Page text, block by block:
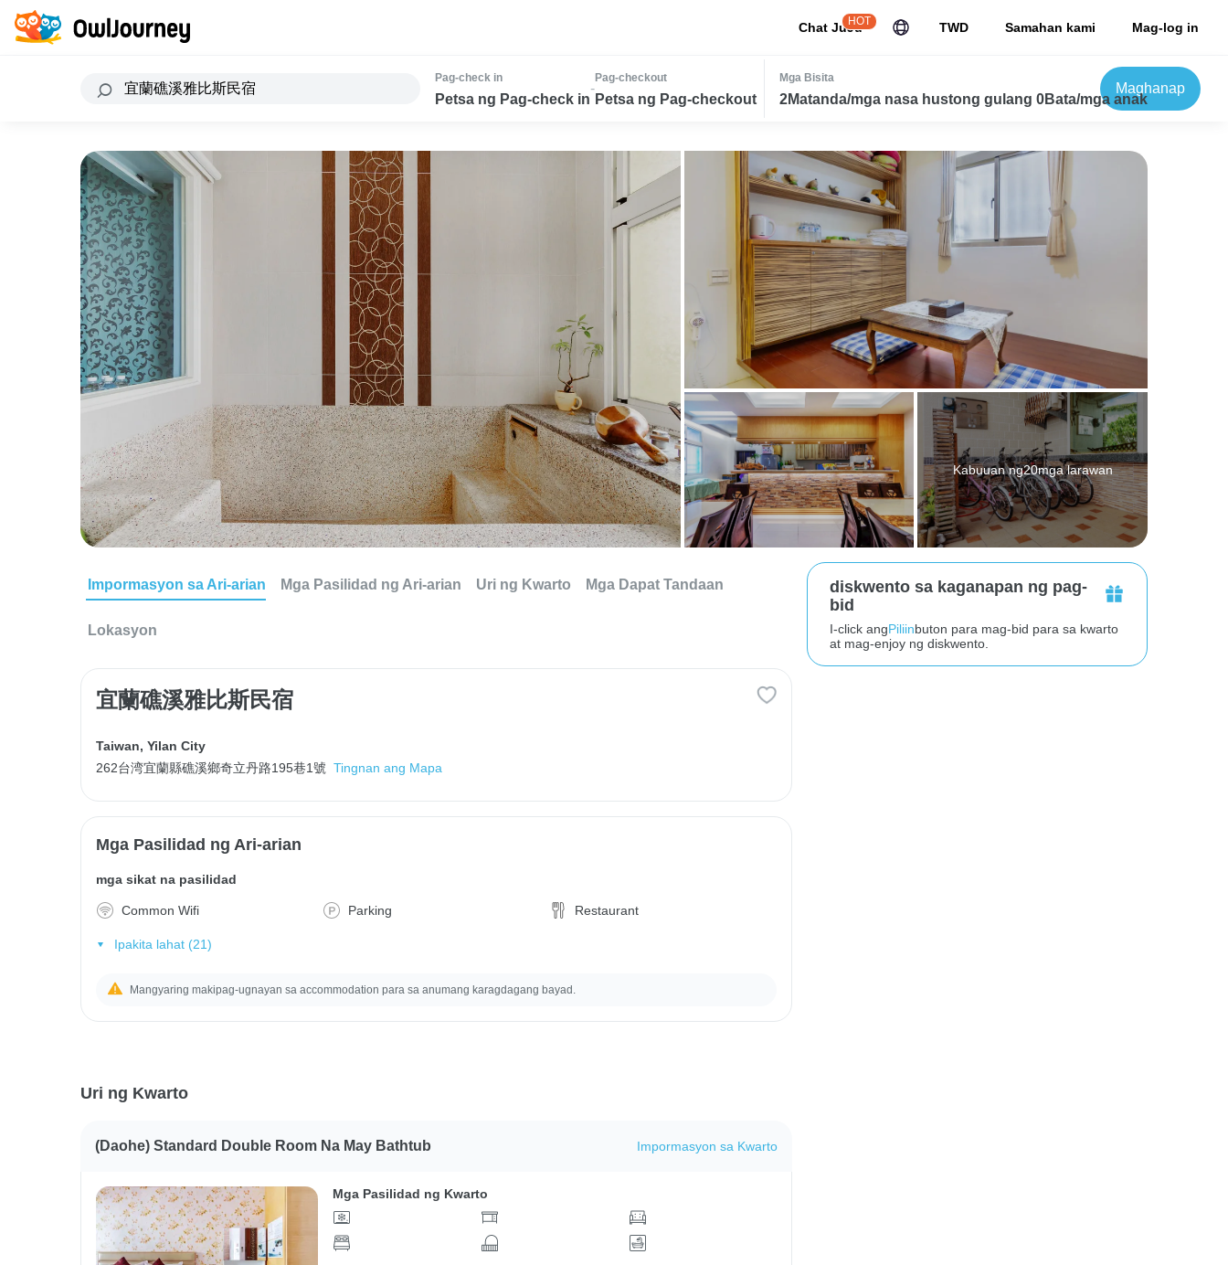
Chat JuJu
HOT TWD Samahan kami Mag-log in
Pag-check in
Petsa ng Pag-check in
-
Pag-checkout
Petsa ng Pag-checkout
Mga Bisita
2Matanda/mga nasa hustong gulang 0Bata/mga anak
Maghanap
Kabuuan ng20mga larawan
Impormasyon sa Ari-arian Mga Pasilidad ng Ari-arian Uri ng Kwarto Mga Dapat Tandaan
Lokasyon
宜蘭礁溪雅比斯民宿
Taiwan, Yilan City
262台湾宜蘭縣礁溪鄉奇立丹路195巷1號 Tingnan ang Mapa
Mga Pasilidad ng Ari-arian
mga sikat na pasilidad
Common Wifi Parking Restaurant
Ipakita lahat (21)
Mangyaring makipag-ugnayan sa accommodation para sa anumang karagdagang bayad.
Uri ng Kwarto
(Daohe) Standard Double Room Na May Bathtub Impormasyon sa Kwarto
Mga Pasilidad ng Kwarto
diskwento sa kaganapan ng pag-
bid
I-click angPiliinbuton para mag-bid para sa kwarto
at mag-enjoy ng diskwento.